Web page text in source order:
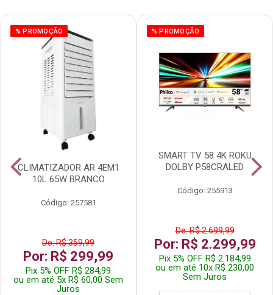
% PROMOÇÃO
CLIMATIZADOR AR 4EM1
10L 65W BRANCO
Código: 257581
De: R$ 359,99
Por: R$ 299,99
Pix 5% OFF R$ 284,99
ou em até 5x R$ 60,00 Sem
Juros
% PROMOÇÃO
SMART TV 58 4K ROKU
DOLBY P58CRALED
Código: 255913
De: R$ 2.699,99
Por: R$ 2.299,99
Pix 5% OFF R$ 2.184,99
ou em até 10x R$ 230,00
Sem Juros